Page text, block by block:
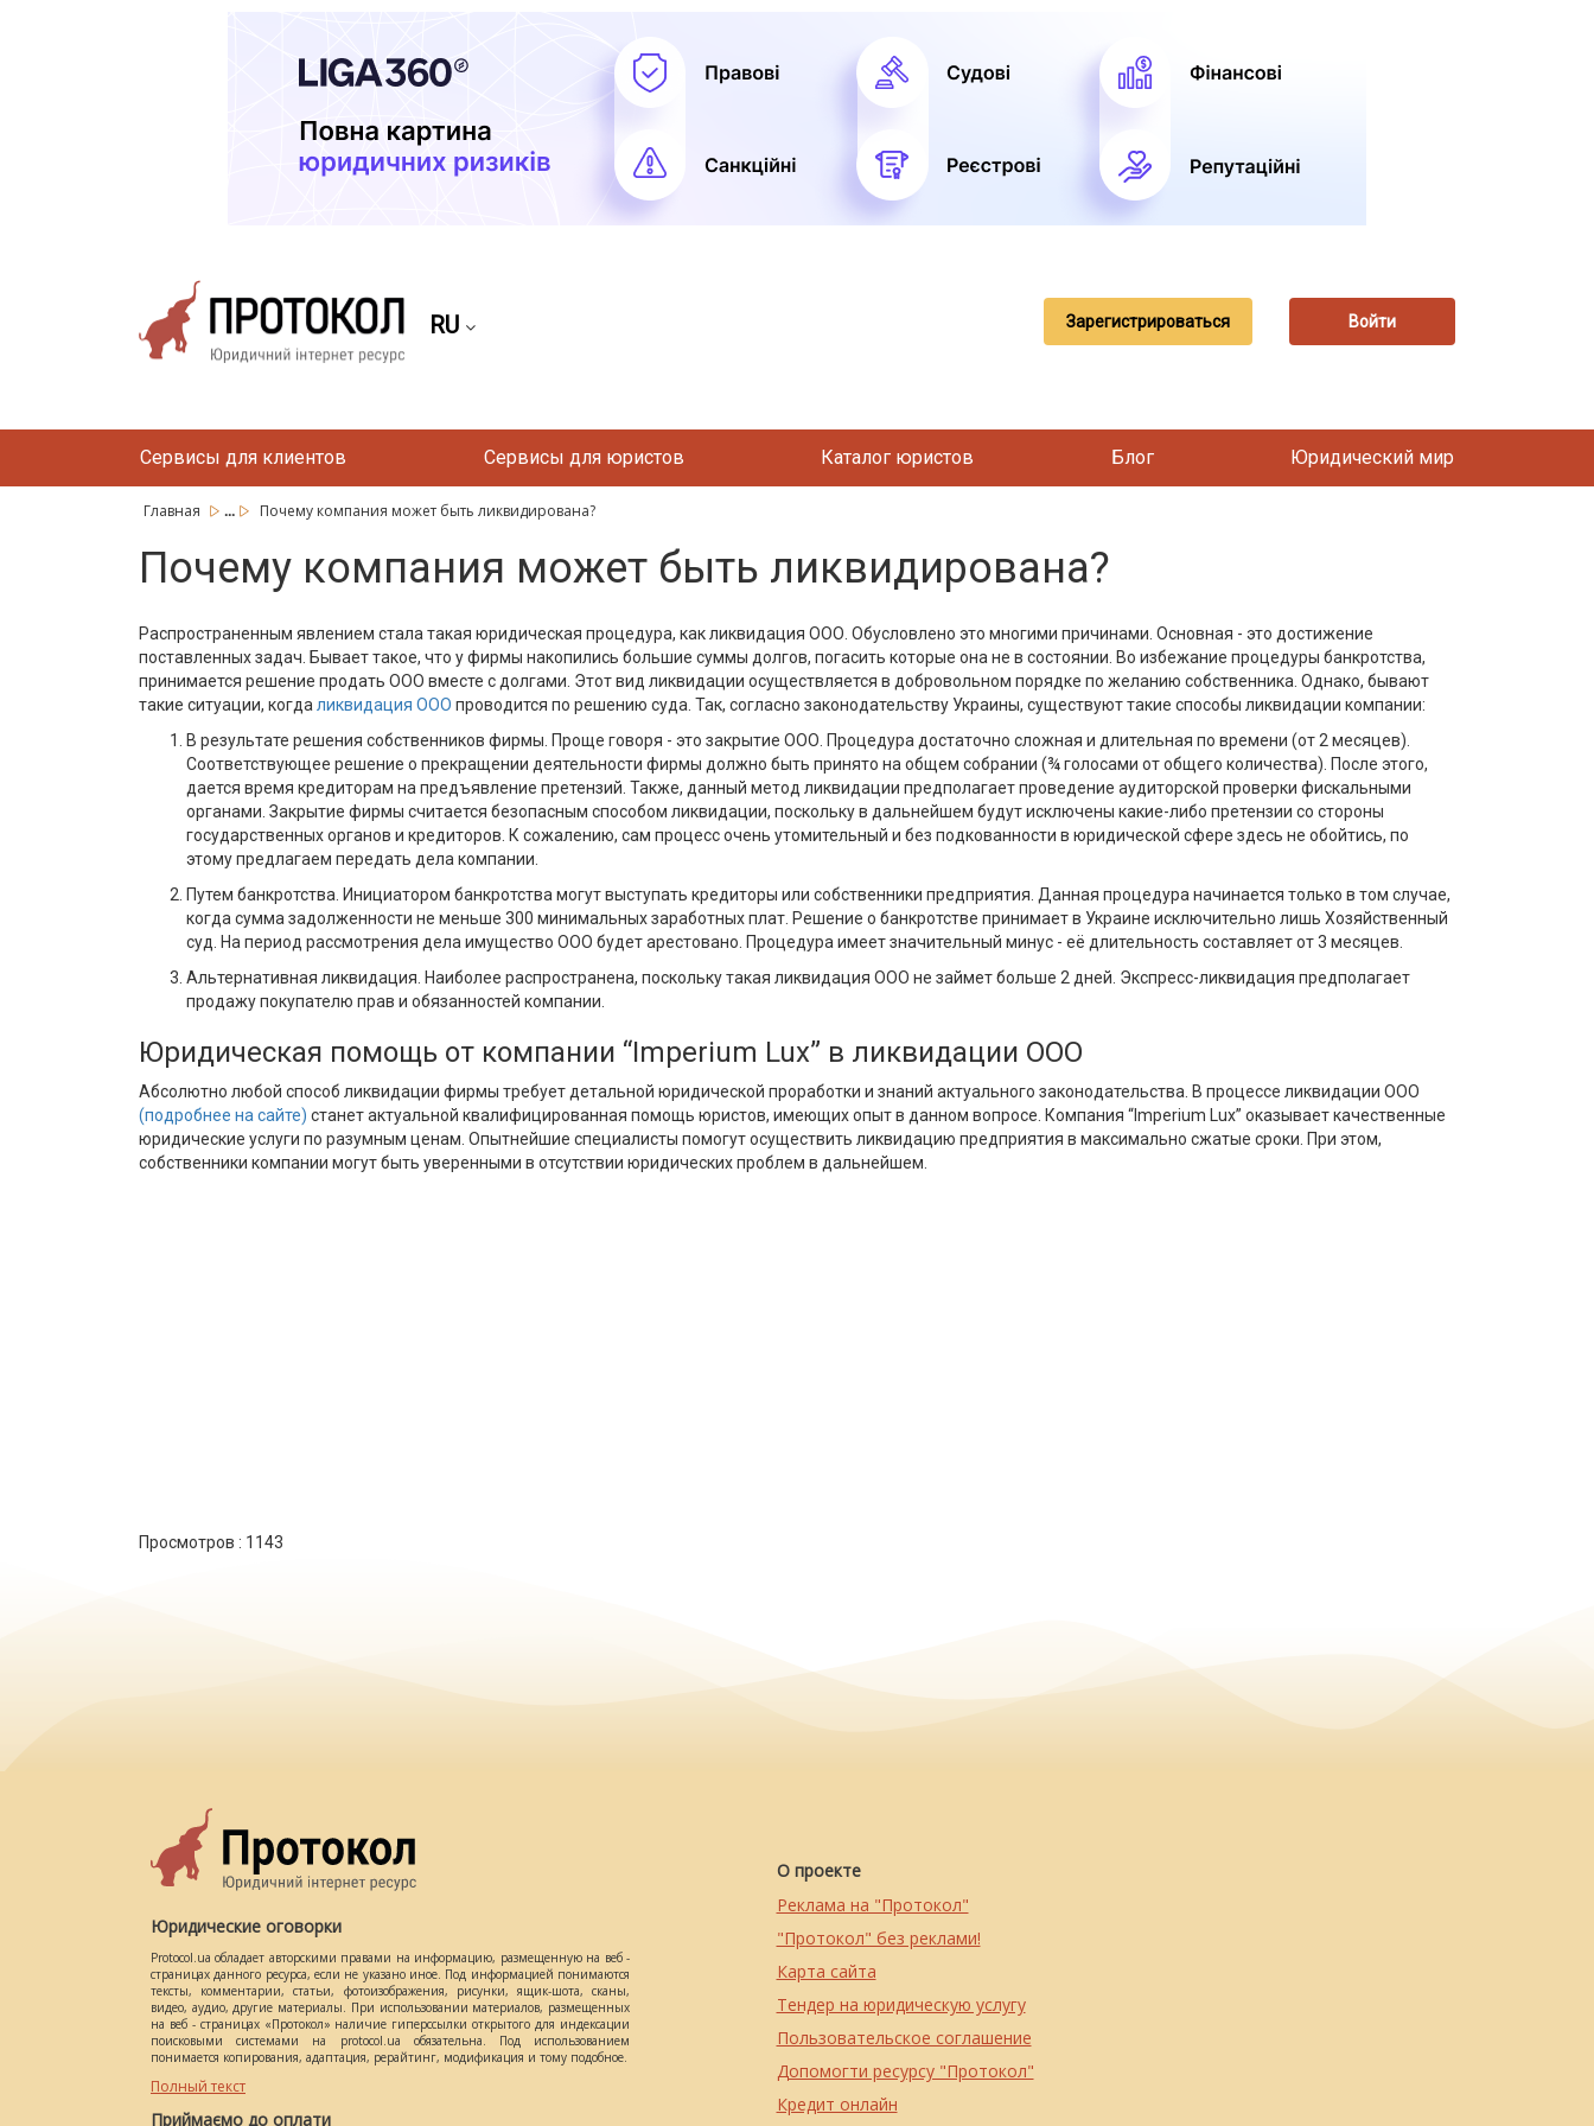
RU Зарегистрироваться Войти
Сервисы для клиентов Сервисы для юристов Каталог юристов Блог Юридический мир
Главная ... Почему компания может быть ликвидирована?
Почему компания может быть ликвидирована?
Распространенным явлением стала такая юридическая процедура, как ликвидация ООО. Обусловлено это многими причинами. Основная - это достижение
поставленных задач. Бывает такое, что у фирмы накопились большие суммы долгов, погасить которые она не в состоянии. Во избежание процедуры банкротства,
принимается решение продать ООО вместе с долгами. Этот вид ликвидации осуществляется в добровольном порядке по желанию собственника. Однако, бывают
такие ситуации, когда ликвидация OOO проводится по решению суда. Так, согласно законодательству Украины, существуют такие способы ликвидации компании:
В результате решения собственников фирмы. Проще говоря - это закрытие ООО. Процедура достаточно сложная и длительная по времени (от 2 месяцев).
Соответствующее решение о прекращении деятельности фирмы должно быть принято на общем собрании (¾ голосами от общего количества). После этого,
дается время кредиторам на предъявление претензий. Также, данный метод ликвидации предполагает проведение аудиторской проверки фискальными
органами. Закрытие фирмы считается безопасным способом ликвидации, поскольку в дальнейшем будут исключены какие-либо претензии со стороны
государственных органов и кредиторов. К сожалению, сам процесс очень утомительный и без подкованности в юридической сфере здесь не обойтись, по
этому предлагаем передать дела компании.
Путем банкротства. Инициатором банкротства могут выступать кредиторы или собственники предприятия. Данная процедура начинается только в том случае,
когда сумма задолженности не меньше 300 минимальных заработных плат. Решение о банкротстве принимает в Украине исключительно лишь Хозяйственный
суд. На период рассмотрения дела имущество ООО будет арестовано. Процедура имеет значительный минус - её длительность составляет от 3 месяцев.
Альтернативная ликвидация. Наиболее распространена, поскольку такая ликвидация ООО не займет больше 2 дней. Экспресс-ликвидация предполагает
продажу покупателю прав и обязанностей компании.
Юридическая помощь от компании “Imperium Lux” в ликвидации ООО
Абсолютно любой способ ликвидации фирмы требует детальной юридической проработки и знаний актуального законодательства. В процессе ликвидации ООО
(подробнее на сайте) станет актуальной квалифицированная помощь юристов, имеющих опыт в данном вопросе. Компания “Imperium Lux” оказывает качественные
юридические услуги по разумным ценам. Опытнейшие специалисты помогут осуществить ликвидацию предприятия в максимально сжатые сроки. При этом,
собственники компании могут быть уверенными в отсутствии юридических проблем в дальнейшем.
Просмотров : 1143
Юридические оговорки
Protocol.ua обладает авторскими правами на информацию, размещенную на веб -
страницах данного ресурса, если не указано иное. Под информацией понимаются
тексты, комментарии, статьи, фотоизображения, рисунки, ящик-шота, сканы,
видео, аудио, другие материалы. При использовании материалов, размещенных
на веб - страницах «Протокол» наличие гиперссылки открытого для индексации
поисковыми системами на protocol.ua обязательна. Под использованием
понимается копирования, адаптация, рерайтинг, модификация и тому подобное.
Полный текст
Приймаємо до оплати
О проекте
Реклама на "Протокол"
"Протокол" без реклами!
Карта сайта
Тендер на юридическую услугу
Пользовательское соглашение
Допомогти ресурсу "Протокол"
Кредит онлайн